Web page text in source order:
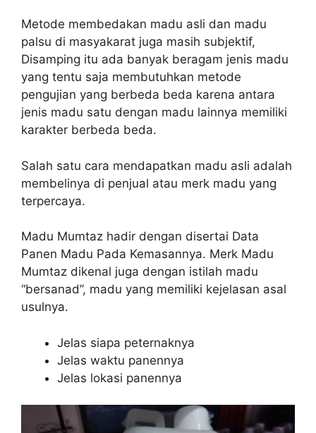
Metode membedakan madu asli dan madu
palsu di masyakarat juga masih subjektif,
Disamping itu ada banyak beragam jenis madu
yang tentu saja membutuhkan metode
pengujian yang berbeda beda karena antara
jenis madu satu dengan madu lainnya memiliki
karakter berbeda beda.
Salah satu cara mendapatkan madu asli adalah
membelinya di penjual atau merk madu yang
terpercaya.
Madu Mumtaz hadir dengan disertai Data
Panen Madu Pada Kemasannya. Merk Madu
Mumtaz dikenal juga dengan istilah madu
“bersanad”, madu yang memiliki kejelasan asal
usulnya.
Jelas siapa peternaknya
Jelas waktu panennya
Jelas lokasi panennya